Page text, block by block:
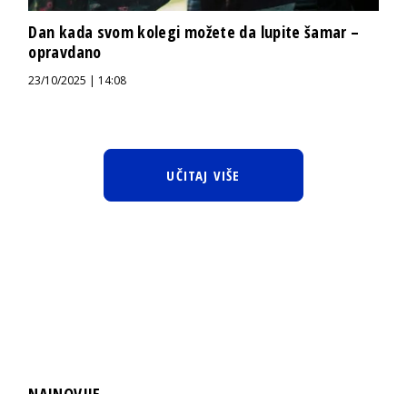
Dan kada svom kolegi možete da lupite šamar –
opravdano
23/10/2025 | 14:08
UČITAJ VIŠE